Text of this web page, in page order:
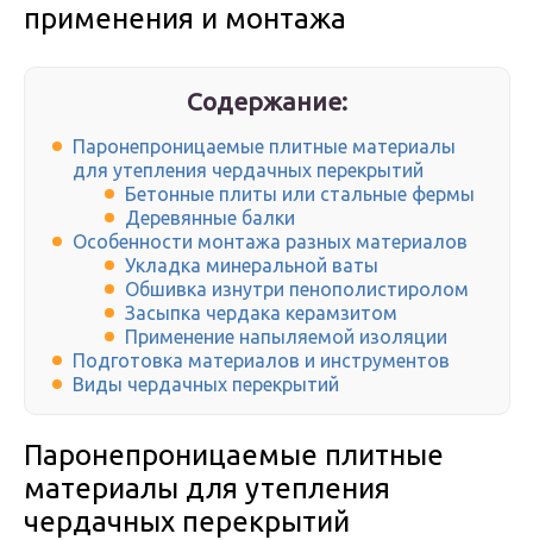
применения и монтажа
Содержание:
Паронепроницаемые плитные материалы
для утепления чердачных перекрытий
Бетонные плиты или стальные фермы
Деревянные балки
Особенности монтажа разных материалов
Укладка минеральной ваты
Обшивка изнутри пенополистиролом
Засыпка чердака керамзитом
Применение напыляемой изоляции
Подготовка материалов и инструментов
Виды чердачных перекрытий
Паронепроницаемые плитные
материалы для утепления
чердачных перекрытий